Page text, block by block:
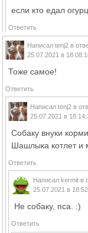
если кто едал
Ответить
Написал tenj2 в
25.07.2021 в
Тоже самое!
Ответить
Написал tenj2 в
25.07.2021 в
Собаку внуки
Шашлыка котлет и
Ответить
Написал kermit в
25.07.2021 в
Не собаку, пса. :)
Ответить